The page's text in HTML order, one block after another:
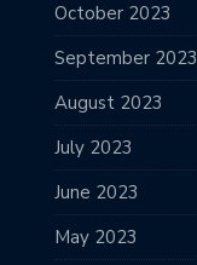
October 2023
September 2023
August 2023
July 2023
June 2023
May 2023